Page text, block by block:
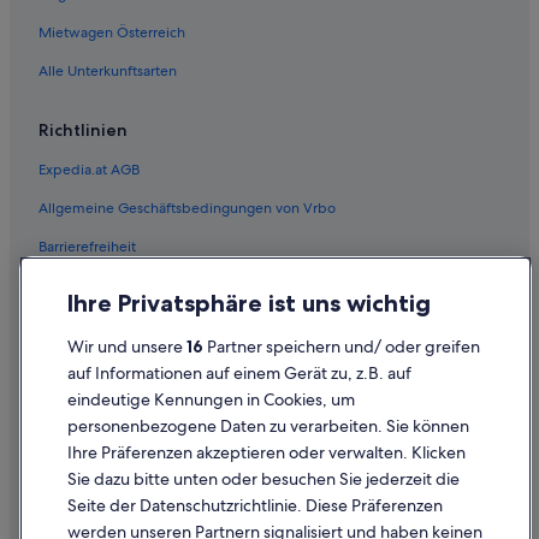
Urlaub nur für Erwachsene in Zell am See
Hotels mit Wellnessbereich in Zell am See
Pensionen in Zell am See
Pensionen in Zell am See
Private Ferienhäuser in Zell am See
Schlösser in Zell am See
Villen in Zell am See
Villen in Zell am See
Wohnungen in Zell am See
Mietwagen Österreich
Alle Unterkunftsarten
Richtlinien
Expedia.at AGB
Allgemeine Geschäftsbedingungen von Vrbo
Barrierefreiheit
Cookie-Erklärung
Rechtliche Hinweise/Kontakt
Inhaltsrichtlinien und Melden von Inhalten
Hilfe
Ihre Privatsphäre ist uns wichtig
Wir und unsere16 Partner speichern und/ oder greifen
auf Informationen auf einem Gerät zu, z.B. auf
eindeutige Kennungen in Cookies, um
personenbezogene Daten zu verarbeiten. Sie können
Ihre Präferenzen akzeptieren oder verwalten. Klicken
Sie dazu bitte unten oder besuchen Sie jederzeit die
Seite der Datenschutzrichtlinie. Diese Präferenzen
werden unseren Partnern signalisiert und haben keinen